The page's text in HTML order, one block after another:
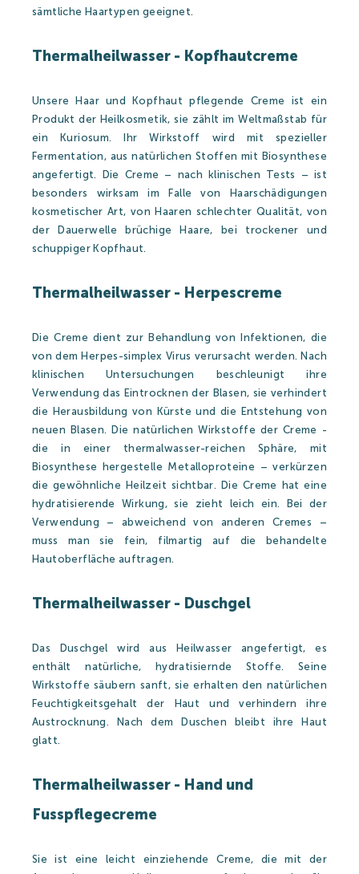
sämtliche Haartypen geeignet.
Thermalheilwasser - Kopfhautcreme
Unsere Haar und Kopfhaut pflegende Creme ist ein
Produkt der Heilkosmetik, sie zählt im Weltmaßstab für
ein Kuriosum. Ihr Wirkstoff wird mit spezieller
Fermentation, aus natürlichen Stoffen mit Biosynthese
angefertigt. Die Creme – nach klinischen Tests – ist
besonders wirksam im Falle von Haarschädigungen
kosmetischer Art, von Haaren schlechter Qualität, von
der Dauerwelle brüchige Haare, bei trockener und
schuppiger Kopfhaut.
Thermalheilwasser - Herpescreme
Die Creme dient zur Behandlung von Infektionen, die
von dem Herpes-simplex Virus verursacht werden. Nach
klinischen Untersuchungen beschleunigt ihre
Verwendung das Eintrocknen der Blasen, sie verhindert
die Herausbildung von Kürste und die Entstehung von
neuen Blasen. Die natürlichen Wirkstoffe der Creme -
die in einer thermalwasser-reichen Sphäre, mit
Biosynthese hergestelle Metalloproteine – verkürzen
die gewöhnliche Heilzeit sichtbar. Die Creme hat eine
hydratisierende Wirkung, sie zieht leich ein. Bei der
Verwendung – abweichend von anderen Cremes –
muss man sie fein, filmartig auf die behandelte
Hautoberfläche auftragen.
Thermalheilwasser - Duschgel
Das Duschgel wird aus Heilwasser angefertigt, es
enthält natürliche, hydratisiernde Stoffe. Seine
Wirkstoffe säubern sanft, sie erhalten den natürlichen
Feuchtigkeitsgehalt der Haut und verhindern ihre
Austrocknung. Nach dem Duschen bleibt ihre Haut
glatt.
Thermalheilwasser - Hand und
Fusspflegecreme
Sie ist eine leicht einziehende Creme, die mit der